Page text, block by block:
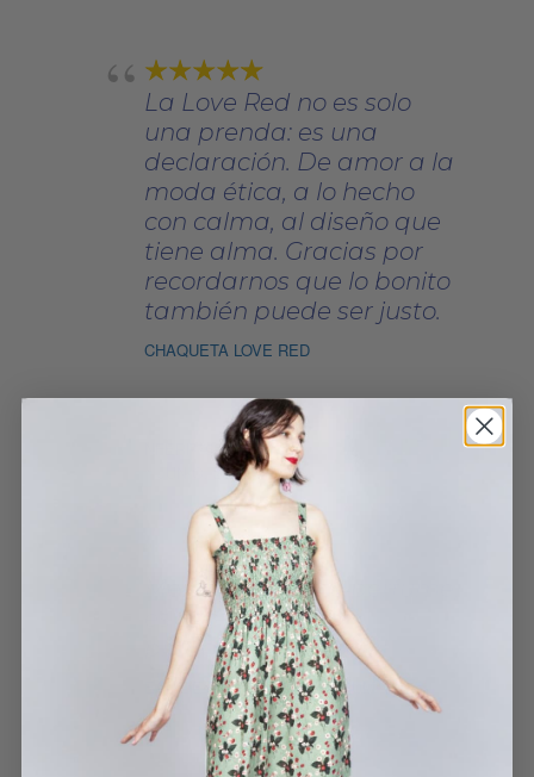
La Love Red no es solo
una prenda: es una
declaración. De amor a la
moda ética, a lo hecho
con calma, al diseño que
tiene alma. Gracias por
recordarnos que lo bonito
también puede ser justo.
CHAQUETA LOVE RED
1 JUNIO, 2025
Me encanta este perfume,
es como sentir la
primavera en tu piel.
EAU DE PARFUM "HERBARIUM"